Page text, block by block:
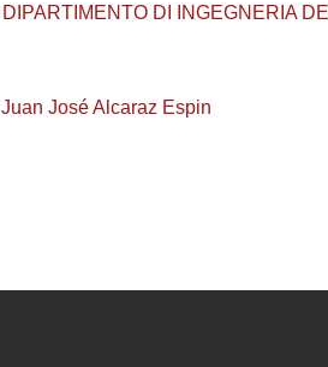
DIPARTIMENTO DI INGEGNERIA
Juan José Alcaraz Espin